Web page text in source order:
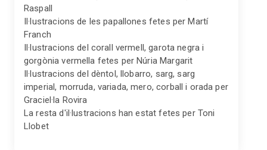
Raspall
Il·lustracions de les papallones fetes per Martí
Franch
Il·lustracions del corall vermell, garota negra i
gorgònia vermella fetes per Núria Margarit
Il·lustracions del dèntol, llobarro, sarg, sarg
imperial, morruda, variada, mero, corball i orada per
Graciel·la Rovira
La resta d'il·lustracions han estat fetes per Toni
Llobet